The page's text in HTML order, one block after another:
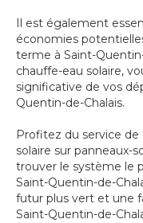
Il est également
économies
terme à Saint-
chauffe-eau solaire,
significative de vos
Quentin-de-Chalais.
Profitez du service
solaire sur panneaux-
trouver le système le
Saint-Quentin-de-
futur plus vert et une
Saint-Quentin-de-